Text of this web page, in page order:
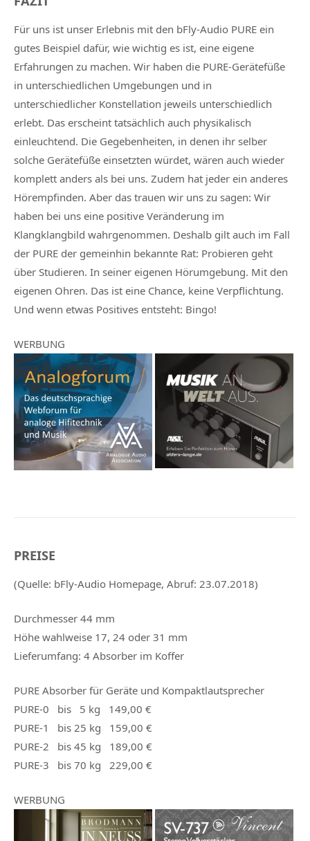
Für uns ist unser Erlebnis mit den bFly-Audio PURE ein
gutes Beispiel dafür, wie wichtig es ist, eine eigene
Erfahrungen zu machen. Wir haben die PURE-Gerätefüße
in unterschiedlichen Umgebungen und in
unterschiedlicher Konstellation jeweils unterschiedlich
erlebt. Das erscheint tatsächlich auch physikalisch
einleuchtend. Die Gegebenheiten, in denen ihr selber
solche Gerätefüße einsetzten würdet, wären auch wieder
komplett anders als bei uns. Zudem hat jeder ein anderes
Hörempfinden. Aber das trauen wir uns zu sagen: Wir
haben bei uns eine positive Veränderung im
Klangklangbild wahrgenommen. Deshalb gilt auch im Fall
der PURE der gemeinhin bekannte Rat: Probieren geht
über Studieren. In seiner eigenen Hörumgebung. Mit den
eigenen Ohren. Das ist eine Chance, keine Verpflichtung.
Und wenn etwas Positives entsteht: Bingo!
WERBUNG
PREISE
(Quelle: bFly-Audio Homepage, Abruf: 23.07.2018)
Durchmesser 44 mm
Höhe wahlweise 17, 24 oder 31 mm
Lieferumfang: 4 Absorber im Koffer
PURE Absorber für Geräte und Kompaktlautsprecher
PURE-0 bis 5 kg 149,00 €
PURE-1
bis 25 kg 159,00 €
PURE-2
bis 45 kg 189,00 €
PURE-3 bis 70 kg 229,00 €
WERBUNG